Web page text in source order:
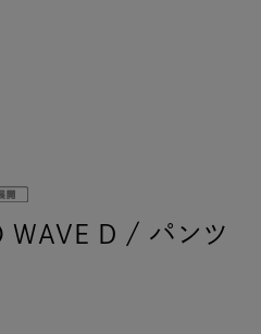
D / パンツ